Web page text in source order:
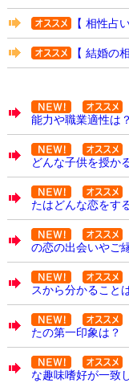
【 相性占
【 結婚の
能力や職業適性は？
どんな子供を授か
たはどんな恋をす
の恋の出会いやご
スから分かること
たの第一印象は？
な趣味嗜好が一致